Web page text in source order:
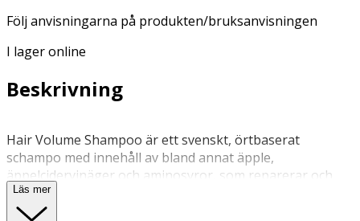
Följ anvisningarna på produkten/bruksanvisningen
I lager online
Beskrivning
Hair Volume Shampoo är ett svenskt, örtbaserat
schampo med innehåll av bland annat äpple,
äppelcidervinäger och aminosyror, som reparerar och
stärker håret, samt ger det volym. Schampot har en mild
doft av äpple och kokos. För ett optimalt resultat använd
Läs mer